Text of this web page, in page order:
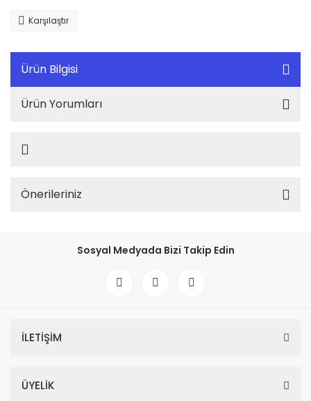
Karşılaştır
Ürün Bilgisi
Ürün Yorumları
Önerileriniz
Sosyal Medyada Bizi Takip Edin
İLETİŞİM
ÜYELİK